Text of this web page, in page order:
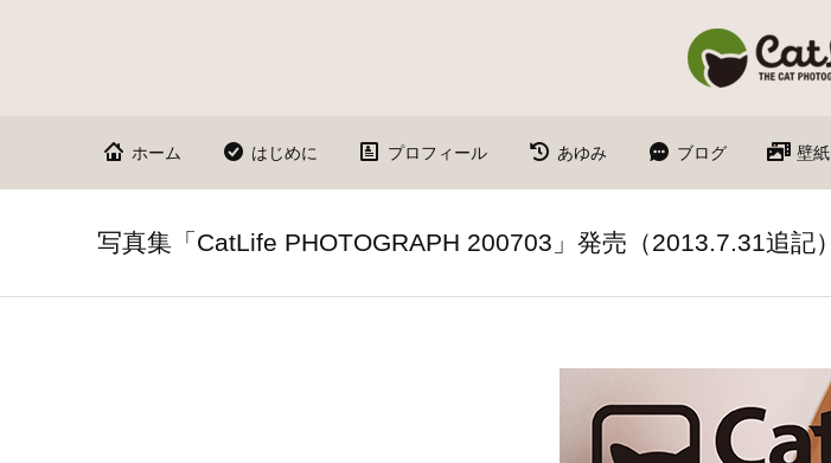
ホーム はじめに プロフィール あゆみ ブログ 壁紙
写真集「CatLife PHOTOGRAPH 200703」発売（2013.7.31追記）